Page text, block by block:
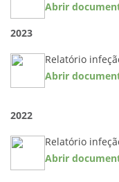
Abrir
2023
Relatório
Abrir
2022
Relatório
Abrir